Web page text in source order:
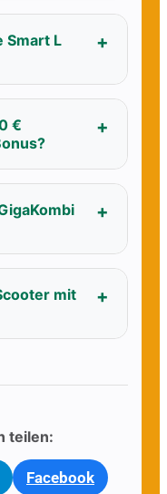
Smart L
€
mit
teilen:
Facebook